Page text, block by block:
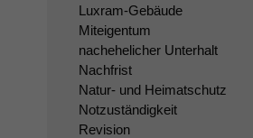
Luxram-Gebäude
Miteigentum
nachehelicher Unterhalt
Nachfrist
Natur- und Heimatschutz
Notzuständigkeit
Revision